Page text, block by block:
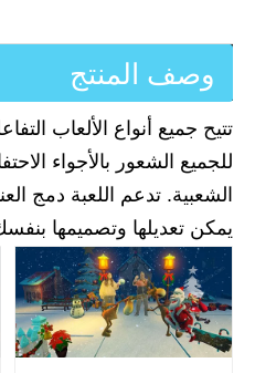
وصف المنتج
تتيح جميع أنواع الألعاب
للجميع الشعور بالأجواء
الشعبية. تدعم اللعبة دمج
يمكن تعديلها وتصميمها